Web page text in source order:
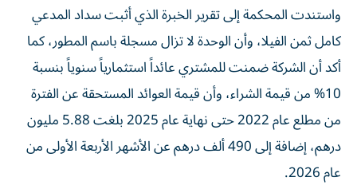
واستندت المحكمة إلى تقرير الخبرة الذي أثبت سداد المدعي
كامل ثمن الفيلا، وأن الوحدة لا تزال مسجلة باسم المطور، كما
أكد أن الشركة ضمنت للمشتري عائداً استثمارياً سنوياً بنسبة
10% من قيمة الشراء، وأن قيمة العوائد المستحقة عن الفترة
من مطلع عام 2022 حتى نهاية عام 2025 بلغت 5.88 مليون
درهم، إضافة إلى 490 ألف درهم عن الأشهر الأربعة الأولى من
عام 2026.